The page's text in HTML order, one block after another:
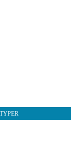
TYPER